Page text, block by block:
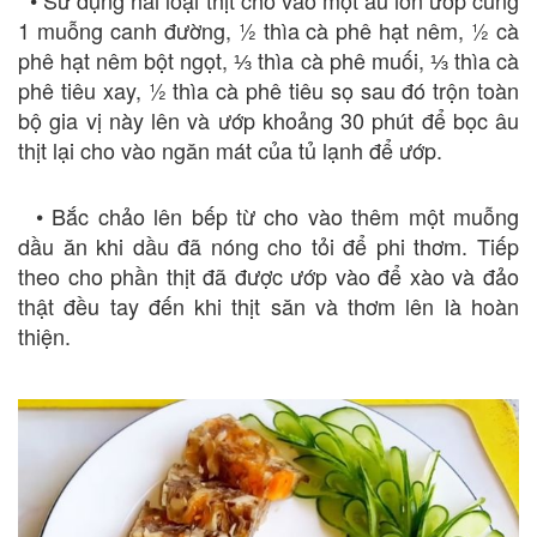
1 muỗng canh đường, ½ thìa cà phê hạt nêm, ½ cà
phê hạt nêm bột ngọt, ⅓ thìa cà phê muối, ⅓ thìa cà
phê tiêu xay, ½ thìa cà phê tiêu sọ sau đó trộn toàn
bộ gia vị này lên và ướp khoảng 30 phút để bọc âu
thịt lại cho vào ngăn mát của tủ lạnh để ướp.
• Bắc chảo lên bếp từ cho vào thêm một muỗng
dầu ăn khi dầu đã nóng cho tỏi để phi thơm. Tiếp
theo cho phần thịt đã được ướp vào để xào và đảo
thật đều tay đến khi thịt săn và thơm lên là hoàn
thiện.